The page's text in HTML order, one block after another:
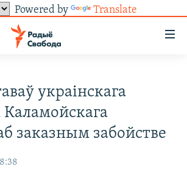
Powered by Translate
украінскага
Каламойскага
заказным забойстве